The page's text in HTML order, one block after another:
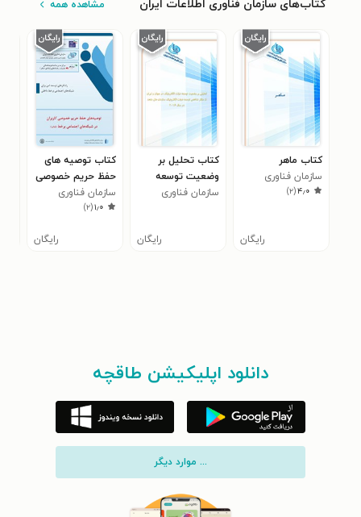
کتاب‌های سازمان فناوری اطلاعات ایران مشاهده همه
کتاب ماهر
سازمان فناوری
اطلاعات ایران
۴٫۰(۲)
رایگان
کتاب تحلیل بر
وضعیت توسعه
دولت الکترونیک در
دولت الکترونیک
سازمان فناوری
رایگان
کتاب توصیه های
حفظ حریم خصوصی
کاربران در شبکه
های اجتماعی برخط
سازمان فناوری
اطلاعات ایران
۱٫۰(۲)
رایگان
دانلود اپلیکیشن طاقچه
... موارد دیگر